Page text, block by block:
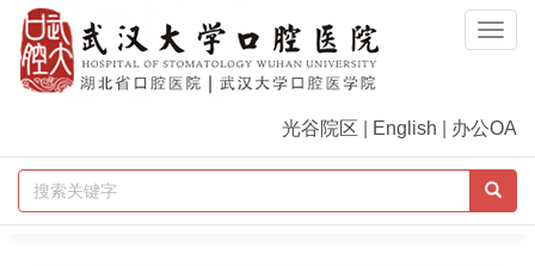
光谷院区 English 办公OA